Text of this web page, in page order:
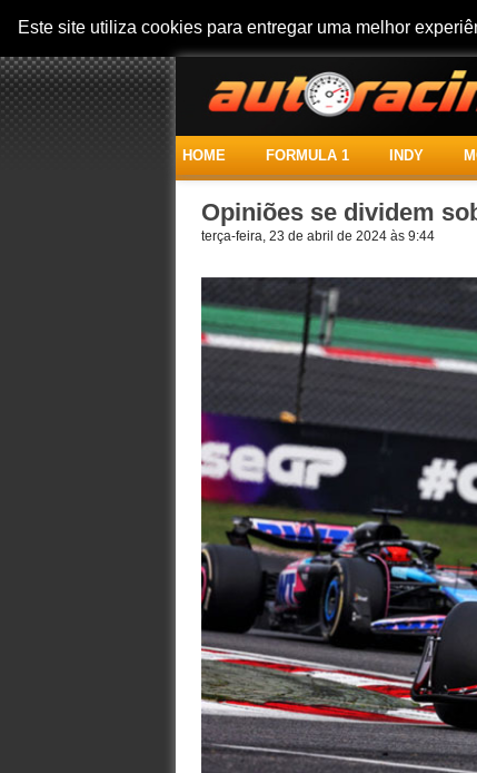
Este site utiliza cookies para entregar uma melhor
HOME FORMULA 1 INDY
Opiniões se dividem
terça-feira, 23 de abril de 2024 às 9:44